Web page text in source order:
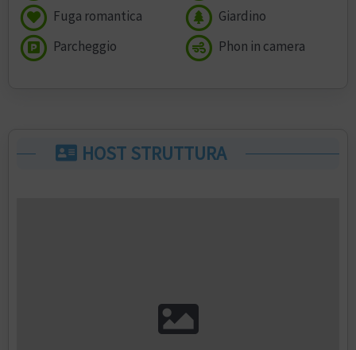
Fuga romantica
Giardino
Parcheggio
Phon in camera
HOST STRUTTURA